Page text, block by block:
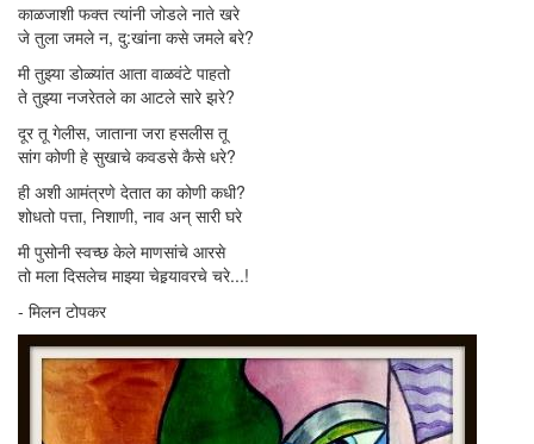
काळजाशी फक्त त्यांनी जोडले नाते खरे
जे तुला जमले न, दु:खांना कसे जमले बरे?
मी तुझ्या डोळ्यांत आता वाळवंटे पाहतो
ते तुझ्या नजरेतले का आटले सारे झरे?
दूर तू गेलीस, जाताना जरा हसलीस तू
सांग कोणी हे सुखाचे कवडसे कैसे धरे?
ही अशी आमंत्रणे देतात का कोणी कधी?
शोधतो पत्ता, निशाणी, नाव अन् सारी घरे
मी पुसोनी स्वच्छ केले माणसांचे आरसे
तो मला दिसलेच माझ्या चेहर्‍यावरचे चरे...!
- मिलन टोपकर